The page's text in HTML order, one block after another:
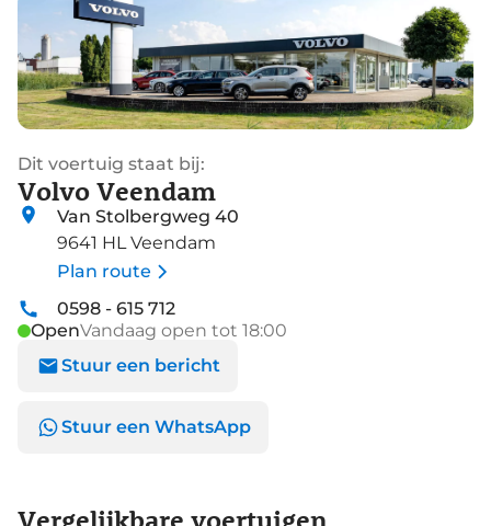
Dit voertuig staat bij:
Volvo Veendam
Van Stolbergweg 40
9641 HL Veendam
Plan route
0598 - 615 712
OpenVandaag open tot 18:00
Stuur een bericht
Stuur een WhatsApp
Vergelijkbare voertuigen